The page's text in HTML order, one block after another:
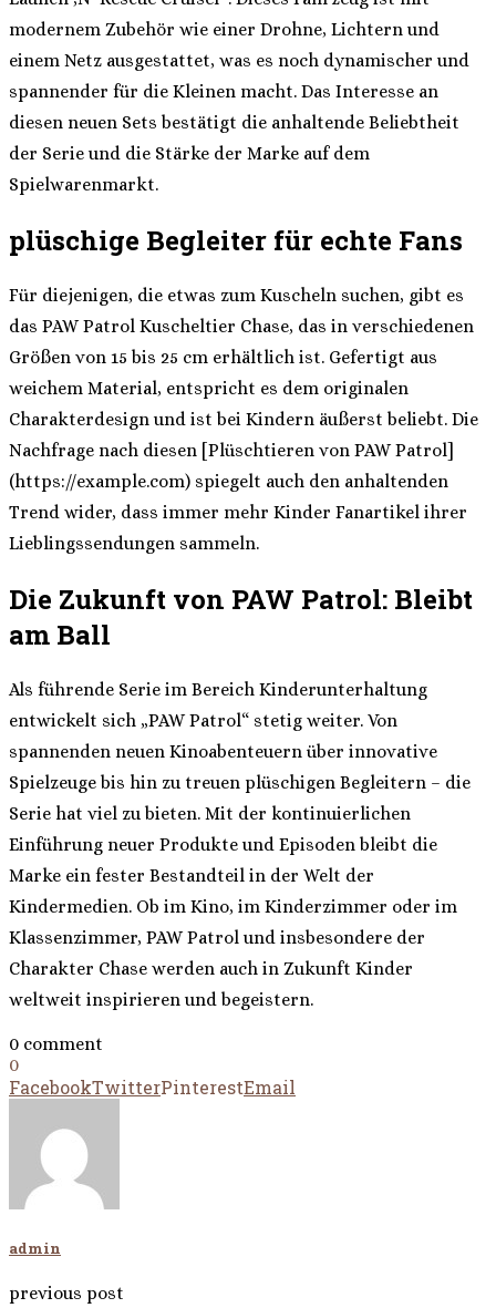
modernem Zubehör wie einer Drohne, Lichtern und
einem Netz ausgestattet, was es noch dynamischer und
spannender für die Kleinen macht. Das Interesse an
diesen neuen Sets bestätigt die anhaltende Beliebtheit
der Serie und die Stärke der Marke auf dem
Spielwarenmarkt.
plüschige Begleiter für echte Fans
Für diejenigen, die etwas zum Kuscheln suchen, gibt es
das PAW Patrol Kuscheltier Chase, das in verschiedenen
Größen von 15 bis 25 cm erhältlich ist. Gefertigt aus
weichem Material, entspricht es dem originalen
Charakterdesign und ist bei Kindern äußerst beliebt. Die
Nachfrage nach diesen [Plüschtieren von PAW Patrol]
(https://example.com) spiegelt auch den anhaltenden
Trend wider, dass immer mehr Kinder Fanartikel ihrer
Lieblingssendungen sammeln.
Die Zukunft von PAW Patrol: Bleibt
am Ball
Als führende Serie im Bereich Kinderunterhaltung
entwickelt sich „PAW Patrol“ stetig weiter. Von
spannenden neuen Kinoabenteuern über innovative
Spielzeuge bis hin zu treuen plüschigen Begleitern – die
Serie hat viel zu bieten. Mit der kontinuierlichen
Einführung neuer Produkte und Episoden bleibt die
Marke ein fester Bestandteil in der Welt der
Kindermedien. Ob im Kino, im Kinderzimmer oder im
Klassenzimmer, PAW Patrol und insbesondere der
Charakter Chase werden auch in Zukunft Kinder
weltweit inspirieren und begeistern.
0 comment
0
FacebookTwitterPinterestEmail
admin
previous post